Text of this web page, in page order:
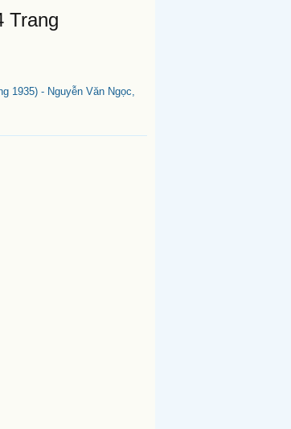
Trang
1935) - Nguyễn Văn Ngọc,